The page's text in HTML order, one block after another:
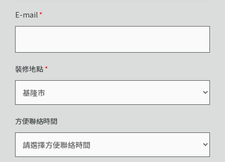
E-mail *
裝修地點 *
方便聯絡時間